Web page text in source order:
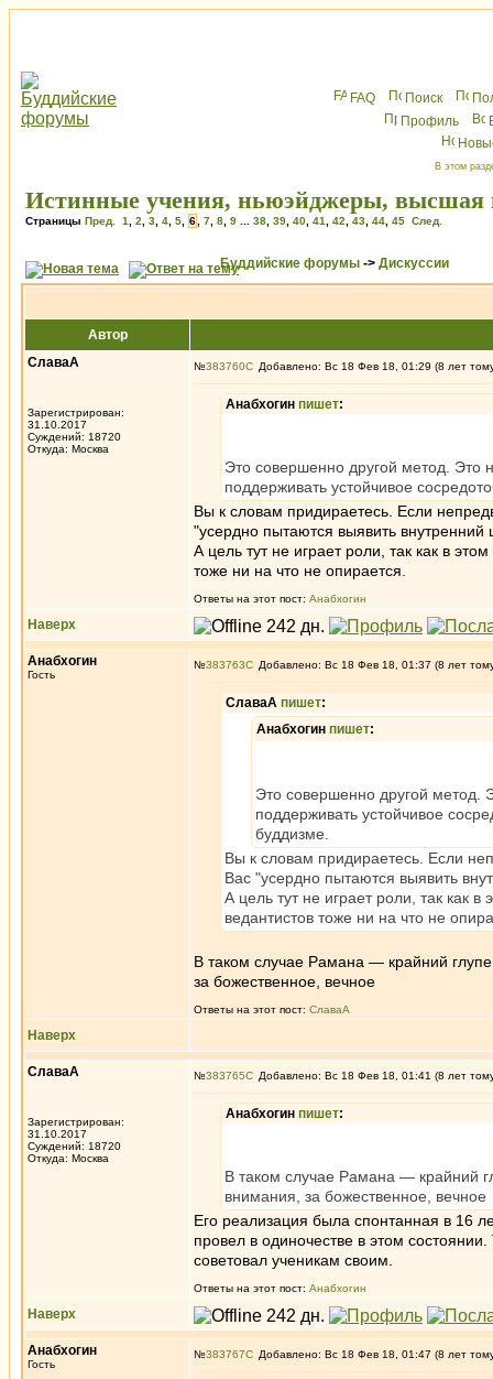
FAQ Поиск
Профиль
В этом
Истинные учения, ньюэйджеры, высшая
Страницы Пред. 1 2 3 4 5 6 7 8 9 38 39 40 41 42 43 44 45 След.
Буддийские форумы -> Дискуссии
Автор
СлаваА
Зарегистрирован:
31.10.2017
Суждений: 18720
Откуда: Москва
№383760 Добавлено: Вс 18 Фев 18, 01:29 (8 лет
Анабхогин пишет:
Это совершенно другой метод. Это
поддерживать устойчивое
Вы к словам придираетесь. Если
"усердно пытаются выявить внутренний
А цель тут не играет роли, так как в
тоже ни на что не опирается.
Ответы на этот пост: Анабхогин
Наверх
Анабхогин
Гость
№383763 Добавлено: Вс 18 Фев 18, 01:37 (8 лет
СлаваА пишет:
Анабхогин пишет:
Это совершенно другой метод.
поддерживать устойчивое
буддизме.
Вы к словам придираетесь. Если
Вас "усердно пытаются выявить
А цель тут не играет роли, так как
ведантистов тоже ни на что не
В таком случае Рамана — крайний
за божественное, вечное
Ответы на этот пост: СлаваА
Наверх
СлаваА
Зарегистрирован:
31.10.2017
Суждений: 18720
Откуда: Москва
№383765 Добавлено: Вс 18 Фев 18, 01:41 (8 лет
Анабхогин пишет:
В таком случае Рамана — крайний
внимания, за божественное, вечное
Его реализация была спонтанная в 16
провел в одиночестве в этом
советовал ученикам своим.
Ответы на этот пост: Анабхогин
Наверх
Анабхогин
Гость
№383767 Добавлено: Вс 18 Фев 18, 01:47 (8 лет